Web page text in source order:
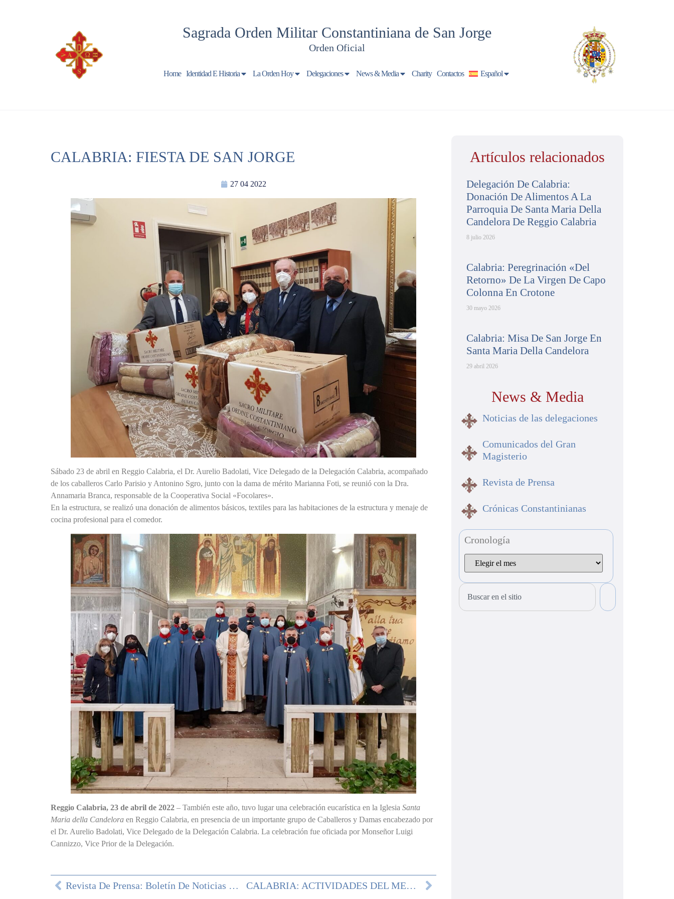
Sagrada Orden Militar Constantiniana de San Jorge
Orden Oficial
Home Identidad E Historia La Orden Hoy Delegaciones News & Media Charity Contactos Español
CALABRIA: FIESTA DE SAN JORGE
27 04 2022
Sábado 23 de abril en Reggio Calabria, el Dr. Aurelio Badolati, Vice Delegado de la Delegación Calabria, acompañado
de los caballeros Carlo Parisio y Antonino Sgro, junto con la dama de mérito Marianna Foti, se reunió con la Dra.
Annamaria Branca, responsable de la Cooperativa Social «Focolares».
En la estructura, se realizó una donación de alimentos básicos, textiles para las habitaciones de la estructura y menaje de
cocina profesional para el comedor.
Reggio Calabria, 23 de abril de 2022– También este año, tuvo lugar una celebración eucarística en la Iglesia Santa
Maria della Candeloraen Reggio Calabria, en presencia de un importante grupo de Caballeros y Damas encabezado por
el Dr. Aurelio Badolati, Vice Delegado de la Delegación Calabria. La celebración fue oficiada por Monseñor Luigi
Cannizzo, Vice Prior de la Delegación.
Revista De Prensa: Boletín De Noticias De La Delegación Calabria – Abril De 2022 CALABRIA: ACTIVIDADES DEL MES DE MAYO
Artículos relacionados
Delegación De Calabria:
Donación De Alimentos A La
Parroquia De Santa Maria Della
Candelora De Reggio Calabria
8 julio 2026
Calabria: Peregrinación «del
Retorno» De La Virgen De Capo
Colonna En Crotone
30 mayo 2026
Calabria: Misa De San Jorge En
Santa Maria Della Candelora
29 abril 2026
News & Media
Noticias de las delegaciones
Comunicados del Gran
Magisterio
Revista de Prensa
Crónicas Constantinianas
Cronología